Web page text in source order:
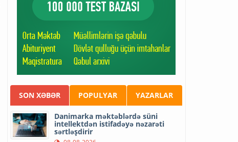
SON XƏBƏR POPULYAR YAZARLAR
Danimarka məktəblərdə süni
intellektdən istifadəyə nəzarəti
sərtləşdirir